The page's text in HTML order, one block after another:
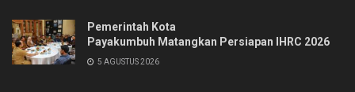
Pemerintah Kota
Payakumbuh Matangkan Persiapan IHRC 2026
5 AGUSTUS 2026